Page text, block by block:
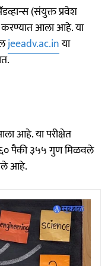
(संयुक्त प्रवेश
करण्यात आला आहे. या
jeeadv.ac.inया
आहे. या परीक्षेत
पैकी ३५५ गुण मिळवले
आहे.